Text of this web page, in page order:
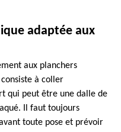
adaptée aux
aux planchers
à coller
qui peut être une dalle de
Il faut toujours
toute pose et prévoir